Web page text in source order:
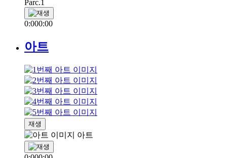
Parc.1
0:000:00
아트
재생
아트